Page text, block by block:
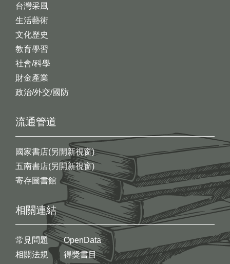
台灣采風
生活藝術
文化歷史
教育學習
社會/科學
財金產業
政治/外交/國防
流通管道
國家書店(另開新視窗)
五南書店(另開新視窗)
寄存圖書館
相關連結
常見問題
相關法規
OpenData
得獎書目